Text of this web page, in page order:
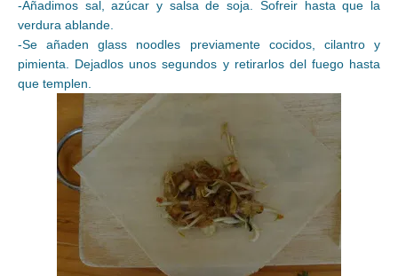
-Añadimos sal, azúcar y salsa de soja. Sofreir hasta que la
verdura ablande.
-Se añaden glass noodles previamente cocidos, cilantro y
pimienta. Dejadlos unos segundos y retirarlos del fuego hasta
que templen.